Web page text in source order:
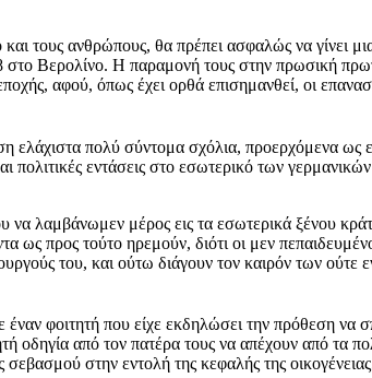
τους ανθρώπους, θα πρέπει ασφαλώς να γίνει
Βερολίνο. Η παραμονή τους στην πρωσική
αφού, όπως έχει ορθά επισημανθεί, οι
πολύ σύντομα σχόλια, προερχόμενα ως
εντάσεις στο εσωτερικό των
να λαμβάνωμεν μέρος εις τα εσωτερικά ξένου
προς τούτο ηρεμούν, διότι οι μεν
του, και ούτω διάγουν τον καιρόν των ούτε
φοιτητή που είχε εκδηλώσει την πρόθεση να
οδηγία από τον πατέρα τους να απέχουν από τα
στην εντολή της κεφαλής της